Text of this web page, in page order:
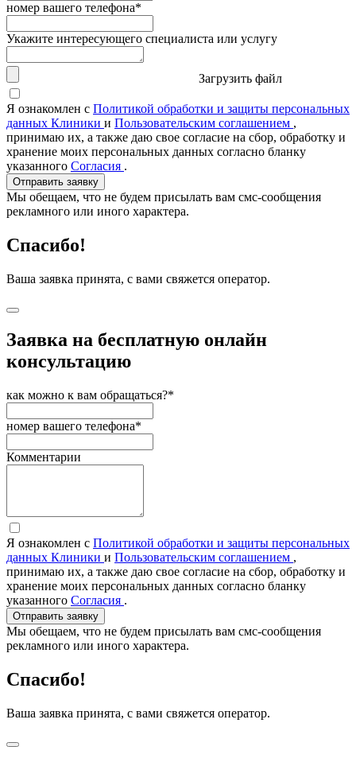
номер вашего телефона*
Укажите интересующего специалиста или услугу
Загрузить файл
Я ознакомлен с Политикой обработки и защиты персональных
данных Клиники и Пользовательским соглашением ,
принимаю их, а также даю свое согласие на сбор, обработку и
хранение моих персональных данных согласно бланку
указанного Согласия .
Отправить заявку
Мы обещаем, что не будем присылать вам смс-сообщения
рекламного или иного характера.
Спасибо!
Ваша заявка принята, с вами свяжется оператор.
Заявка на бесплатную онлайн
консультацию
как можно к вам обращаться?*
номер вашего телефона*
Комментарии
Я ознакомлен с Политикой обработки и защиты персональных
данных Клиники и Пользовательским соглашением ,
принимаю их, а также даю свое согласие на сбор, обработку и
хранение моих персональных данных согласно бланку
указанного Согласия .
Отправить заявку
Мы обещаем, что не будем присылать вам смс-сообщения
рекламного или иного характера.
Спасибо!
Ваша заявка принята, с вами свяжется оператор.